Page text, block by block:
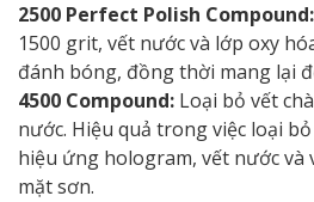
2500 Perfect Polish Compound:
1500 grit, vết nước và lớp oxy
đánh bóng, đồng thời mang lại
4500 Compound: Loại bỏ vết
nước. Hiệu quả trong việc loại
hiệu ứng hologram, vết nước và
mặt sơn.